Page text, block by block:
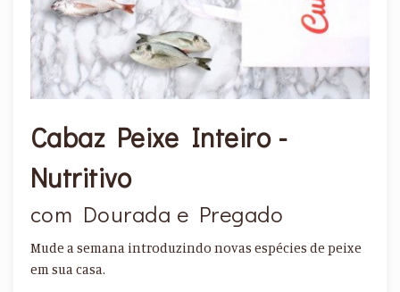
Cabaz Peixe Inteiro -
Nutritivo
com Dourada e Pregado
Mude a semana introduzindo novas espécies de peixe
em sua casa.